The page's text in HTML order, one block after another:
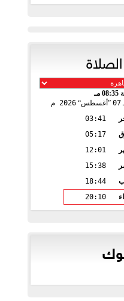
08:35 مـ
07 أغسطس 2026 م
03:41
05:17
12:01
15:38
18:44
20:10